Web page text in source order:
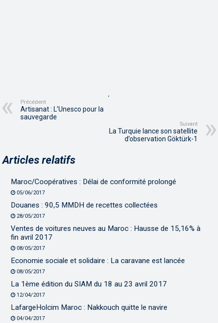
,
Précédent
Artisanat : L’Unesco pour la
sauvegarde
Suivant
La Turquie lance son satellite
d’observation Göktürk-1
Articles relatifs
Maroc/Coopératives : Délai de conformité prolongé
05/06/2017
Douanes : 90,5 MMDH de recettes collectées
28/05/2017
Ventes de voitures neuves au Maroc : Hausse de 15,16% à
fin avril 2017
08/05/2017
Economie sociale et solidaire : La caravane est lancée
08/05/2017
La 1ème édition du SIAM du 18 au 23 avril 2017
12/04/2017
LafargeHolcim Maroc : Nakkouch quitte le navire
04/04/2017